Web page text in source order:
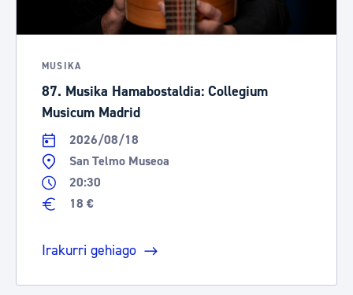
MUSIKA
87. Musika Hamabostaldia: Collegium
Musicum Madrid
2026/08/18
San Telmo Museoa
20:30
18 €
Irakurri gehiago